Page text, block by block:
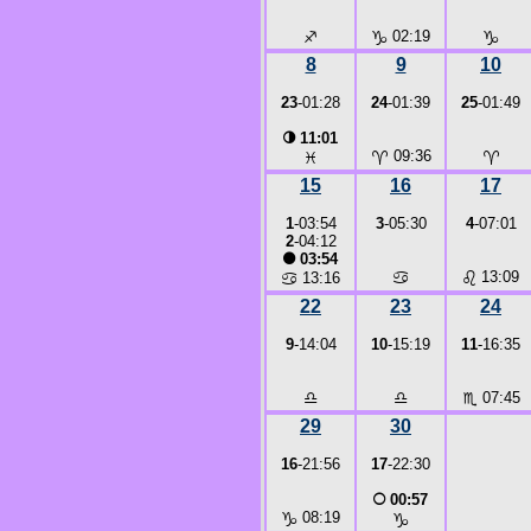
♐ ♑ 02:19 ♑
8
23-01:28
◑11:01
♓
9
24-01:39
♈ 09:36
10
25-01:49
♈
15
1-03:54
2-04:12
●03:54
♋ 13:16
16
3-05:30
♋
17
4-07:01
♌ 13:09
22
9-14:04
♎
23
10-15:19
♎
24
11-16:35
♏ 07:45
29
16-21:56
♑ 08:19
30
17-22:30
○00:57
♑